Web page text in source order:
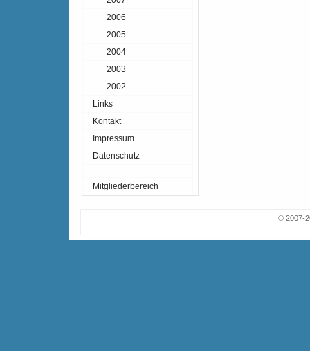
2006
2005
2004
2003
2002
Links
Kontakt
Impressum
Datenschutz
Mitgliederbereich
© 2007-